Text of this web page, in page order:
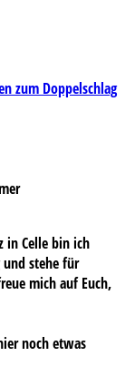
zum Doppelschlag
in Celle bin ich
stehe für
mich auf Euch,
noch etwas